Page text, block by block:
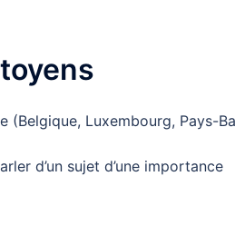
(Belgique, Luxembourg, Pays-
d’un sujet d’une importance